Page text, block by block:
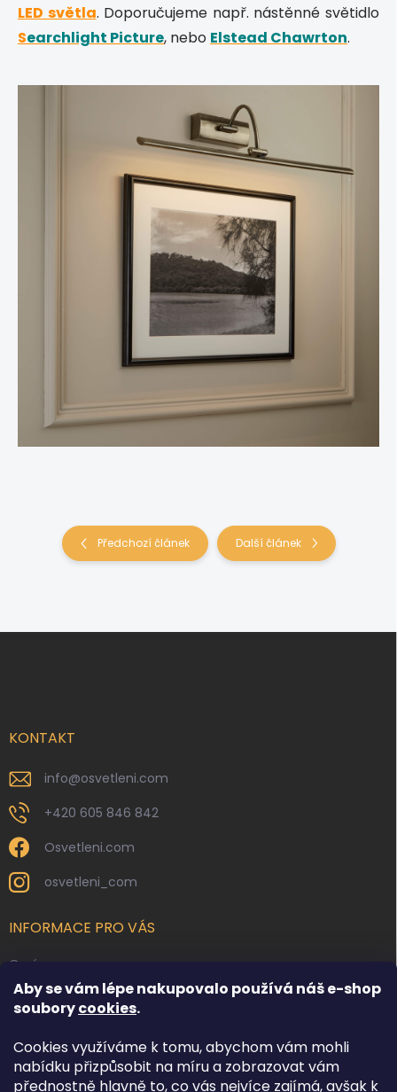
Aby se vám lépe nakupovalo používá náš e-shop
souborycookies.
Cookies využíváme k tomu, abychom vám mohli
nabídku přizpůsobit na míru a zobrazovat vám
přednostně hlavně to, co vás nejvíce zajímá, avšak k
LED světla. Doporučujeme např. nástěnné světidlo
Searchlight Picture, nebo Elstead Chawrton.
Předchozí článek Další článek
KONTAKT
info@osvetleni.com
+420 605 846 842
Osvetleni.com
osvetleni_com
INFORMACE PRO VÁS
O nás
Kontakty
Obchodní podmínky
Podmínky ochrany osobních údajů
Reklamace zboží